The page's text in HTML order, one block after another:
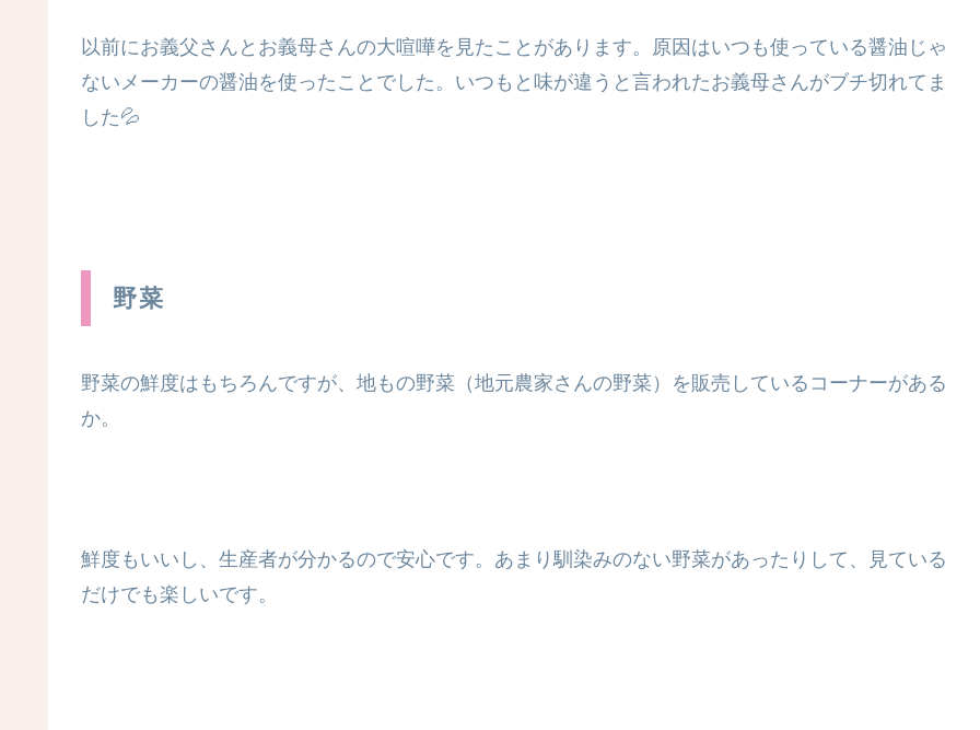
以前にお義父さんとお義母さんの大喧嘩を見たことがあります。原因はいつも使っている醤油じゃ
ないメーカーの醤油を使ったことでした。いつもと味が違うと言われたお義母さんがブチ切れてま
した💦
野菜
野菜の鮮度はもちろんですが、地もの野菜（地元農家さんの野菜）を販売しているコーナーがある
か。
鮮度もいいし、生産者が分かるので安心です。あまり馴染みのない野菜があったりして、見ている
だけでも楽しいです。